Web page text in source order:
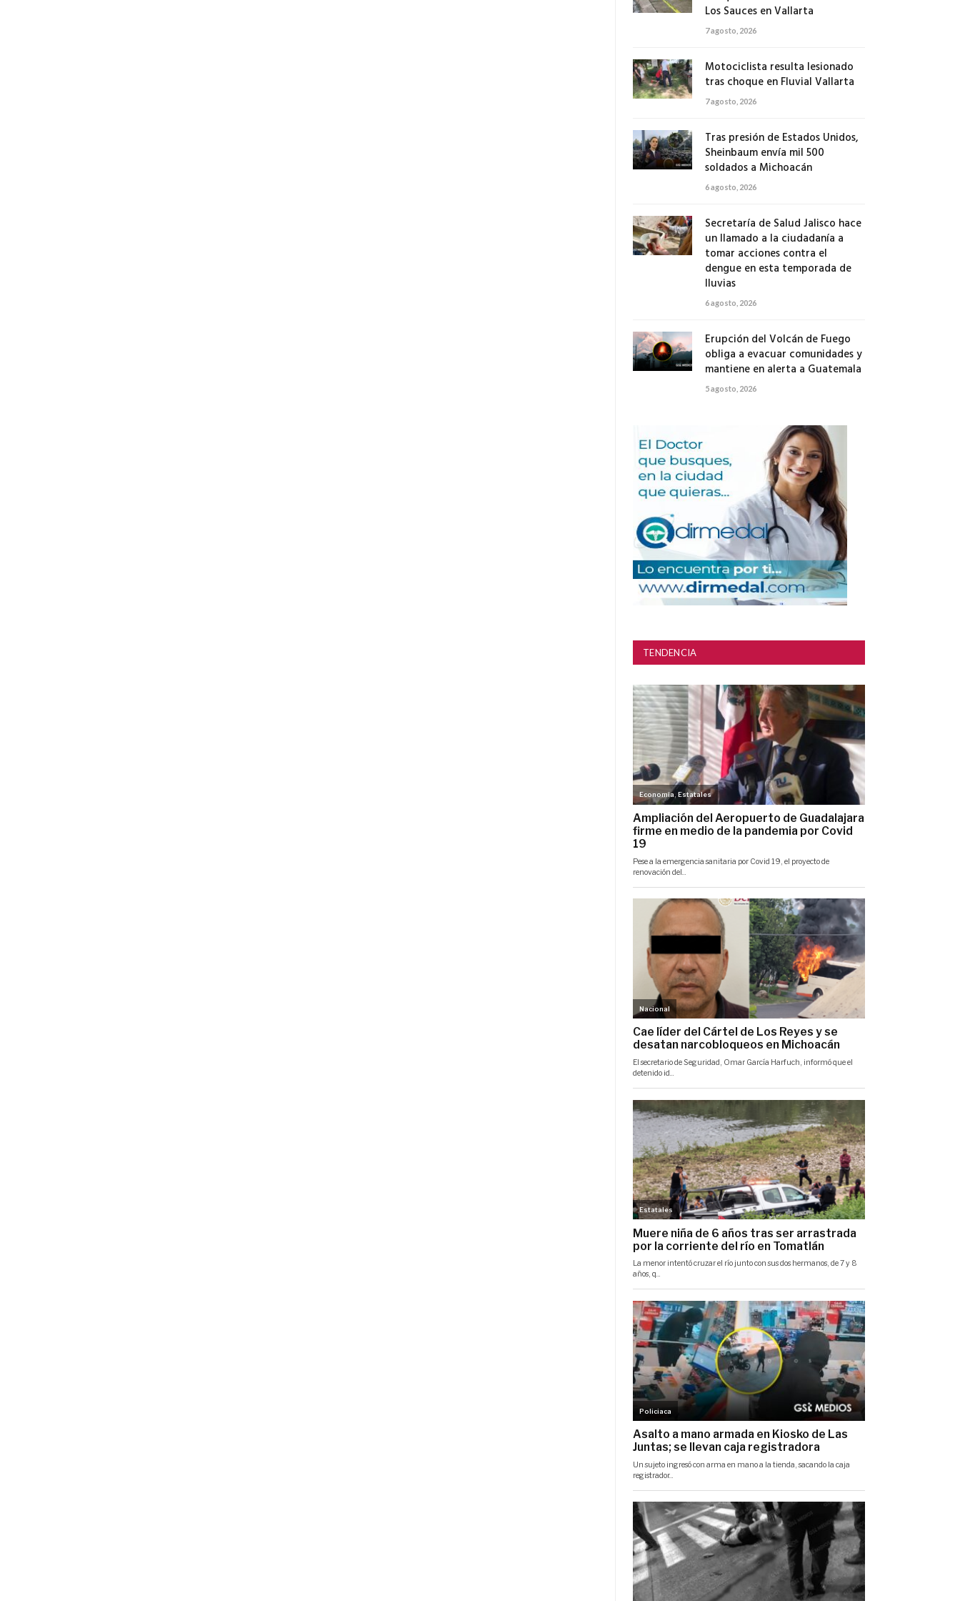
Los Sauces en Vallarta
7 agosto, 2026
Motociclista resulta lesionado
tras choque en Fluvial Vallarta
7 agosto, 2026
Tras presión de Estados Unidos,
Sheinbaum envía mil 500
soldados a Michoacán
6 agosto, 2026
Secretaría de Salud Jalisco hace
un llamado a la ciudadanía a
tomar acciones contra el
dengue en esta temporada de
lluvias
6 agosto, 2026
Erupción del Volcán de Fuego
obliga a evacuar comunidades y
mantiene en alerta a Guatemala
5 agosto, 2026
TENDENCIA